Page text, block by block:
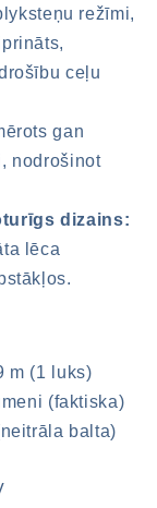
režīmi,
ceļu
gan
nodrošinot
dizains:
lēca
m (1 luks)
(faktiska)
balta)